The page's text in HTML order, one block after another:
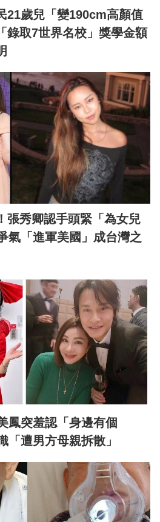
21歲兒「變190cm高顏值
取7世界名校」獎學金額
張秀卿認手頭緊「為女兒
「進軍美國」成台灣之
鳳突羞認「身邊有個
遭男方母親拆散」